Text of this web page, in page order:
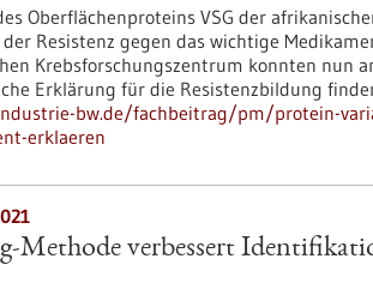
Oberflächenproteins VSG der
Resistenz gegen das wichtige
Krebsforschungszentrum konnten nun
Erklärung für die Resistenzbildung
bw.de/fachbeitrag/pm/protein-
erklaeren
Methode verbessert